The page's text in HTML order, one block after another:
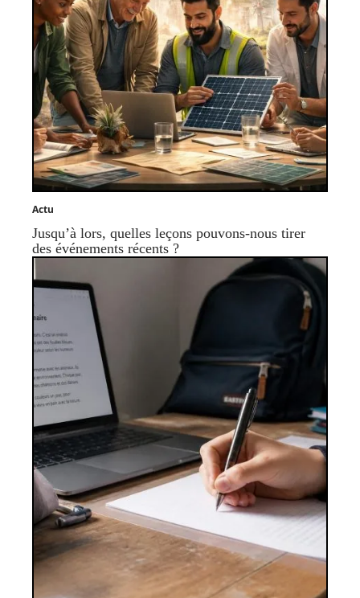
Actu
Jusqu’à lors, quelles leçons pouvons-nous tirer
des événements récents ?